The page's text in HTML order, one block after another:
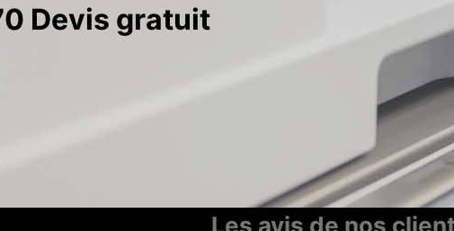
Devis gratuit
Les avis de nos